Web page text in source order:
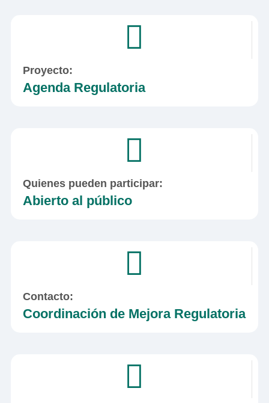
Proyecto:
Agenda Regulatoria
Quienes pueden participar:
Abierto al público
Contacto:
Coordinación de Mejora Regulatoria